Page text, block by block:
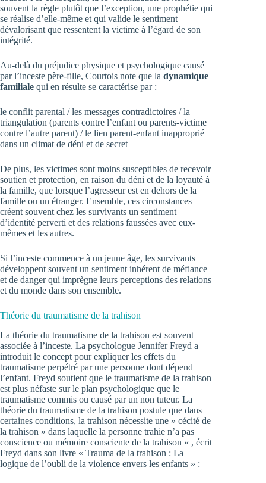
souvent la règle plutôt que l’exception, une prophétie qui
se réalise d’elle-même et qui valide le sentiment
dévalorisant que ressentent la victime à l’égard de son
intégrité.
Au-delà du préjudice physique et psychologique causé
par l’inceste père-fille, Courtois note que la dynamique
familiale qui en résulte se caractérise par :
le conflit parental / les messages contradictoires / la
triangulation (parents contre l’enfant ou parents-victime
contre l’autre parent) / le lien parent-enfant inapproprié
dans un climat de déni et de secret
De plus, les victimes sont moins susceptibles de recevoir
soutien et protection, en raison du déni et de la loyauté à
la famille, que lorsque l’agresseur est en dehors de la
famille ou un étranger. Ensemble, ces circonstances
créent souvent chez les survivants un sentiment
d’identité perverti et des relations faussées avec eux-
mêmes et les autres.
Si l’inceste commence à un jeune âge, les survivants
développent souvent un sentiment inhérent de méfiance
et de danger qui imprègne leurs perceptions des relations
et du monde dans son ensemble.
Théorie du traumatisme de la trahison
La théorie du traumatisme de la trahison est souvent
associée à l’inceste. La psychologue Jennifer Freyd a
introduit le concept pour expliquer les effets du
traumatisme perpétré par une personne dont dépend
l’enfant. Freyd soutient que le traumatisme de la trahison
est plus néfaste sur le plan psychologique que le
traumatisme commis ou causé par un non tuteur. La
théorie du traumatisme de la trahison postule que dans
certaines conditions, la trahison nécessite une » cécité de
la trahison » dans laquelle la personne trahie n’a pas
conscience ou mémoire consciente de la trahison « , écrit
Freyd dans son livre « Trauma de la trahison : La
logique de l’oubli de la violence envers les enfants » :